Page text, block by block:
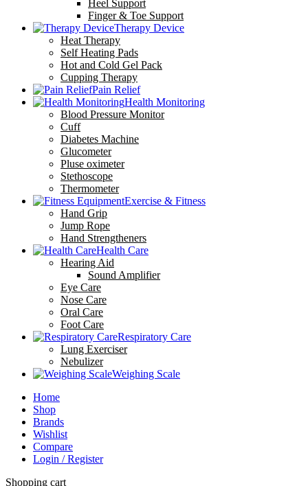
Heel Support
Finger & Toe Support
Therapy Device
Heat Therapy
Self Heating Pads
Hot and Cold Gel Pack
Cupping Therapy
Pain Relief
Health Monitoring
Blood Pressure Monitor
Cuff
Diabetes Machine
Glucometer
Pluse oximeter
Stethoscope
Thermometer
Exercise & Fitness
Hand Grip
Jump Rope
Hand Strengtheners
Health Care
Hearing Aid
Sound Amplifier
Eye Care
Nose Care
Oral Care
Foot Care
Respiratory Care
Lung Exerciser
Nebulizer
Weighing Scale
Home
Shop
Brands
Wishlist
Compare
Login / Register
Shopping cart